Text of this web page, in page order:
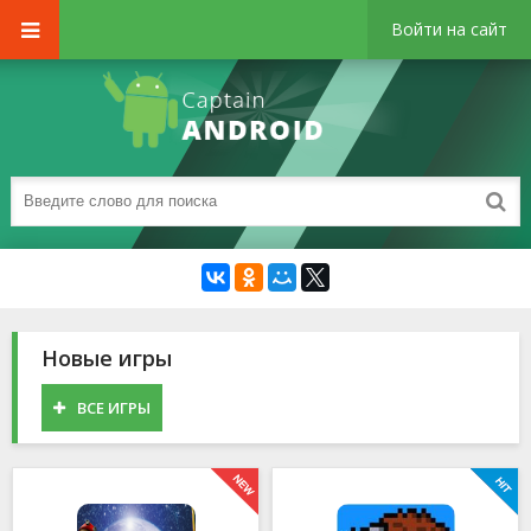
Войти на сайт
Новые игры
ВСЕ ИГРЫ